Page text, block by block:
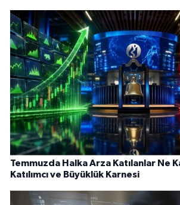
Temmuzda Halka Arza Katılanlar Ne
Katılımcı ve Büyüklük Karnesi